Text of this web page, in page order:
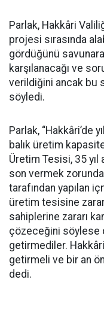
Parlak, Hakkâri
projesi sırasında
gördüğünü
karşılanacağı ve
verildiğini ancak bu
söyledi.
Parlak, “Hakkâri’de
balık üretim
Üretim Tesisi, 35
son vermek
tarafından yapılan
üretim tesisine
sahiplerine zararı
çözeceğini söylese
getirmediler.
getirmeli ve bir an
dedi.